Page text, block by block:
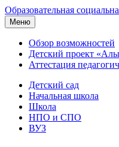
Образовательная
Меню
Обзор возможностей
Детский проект
Аттестация
Детский сад
Начальная школа
Школа
НПО и СПО
ВУЗ